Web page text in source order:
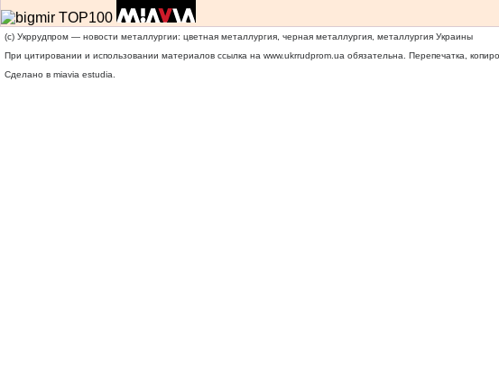
(c) Укррудпром — новости металлургии: цветная металлургия, черная металлургия, металлургия Украины
При цитировании и использовании материалов ссылка на www.ukrrudprom.ua обязательна. Перепечатка,
Сделано в miavia estudia.